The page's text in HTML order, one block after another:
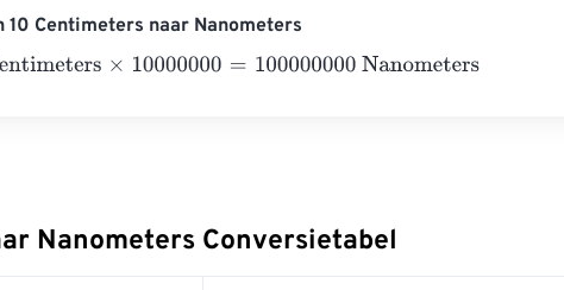
Centimeters naar Nanometers
×10000000=100000000 Nanometers
Nanometers Conversietabel